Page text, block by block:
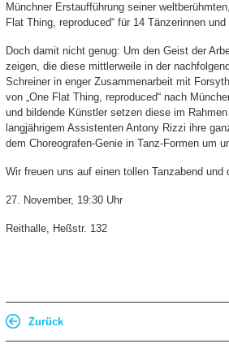
Münchner Erstaufführung seiner
Flat Thing, reproduced“ für 14 Tänzerinnen
Doch damit nicht genug: Um den Geist der
zeigen, die diese mittlerweile in der
Schreiner in enger Zusammenarbeit mit
von „One Flat Thing, reproduced“ nach
und bildende Künstler setzen diese im
langjährigem Assistenten Antony Rizzi ihre
dem Choreografen-Genie in Tanz-Formen um
Wir freuen uns auf einen tollen Tanzabend und
27. November, 19:30 Uhr
Reithalle, Heßstr. 132
Zurück